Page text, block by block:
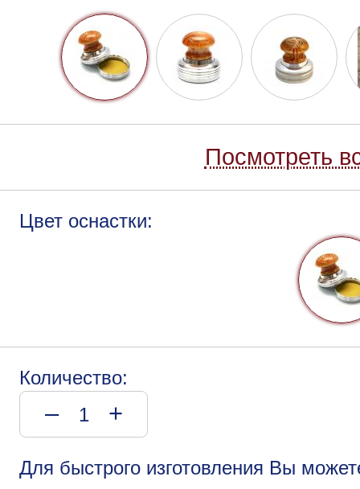
Посмотреть
Цвет оснастки:
Количество:
– +
Для быстрого изготовления Вы